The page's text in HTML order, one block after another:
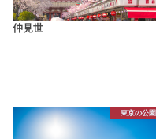
仲見世
東京の公園